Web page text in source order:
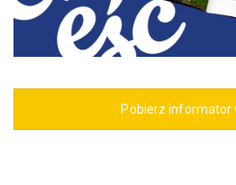
Pobierz informator